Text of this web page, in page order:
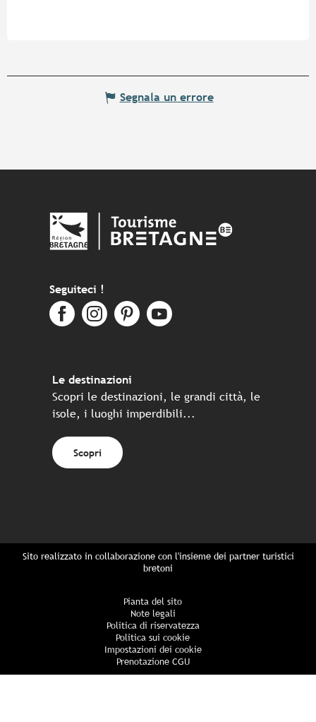
Segnala un errore
Seguiteci !
Le destinazioni
Scopri le destinazioni, le grandi città, le
isole, i luoghi imperdibili...
Scopri
Sito realizzato in collaborazione con l'insieme dei partner turistici
bretoni
Pianta del sito
Note legali
Politica di riservatezza
Politica sui cookie
Impostazioni dei cookie
Prenotazione CGU